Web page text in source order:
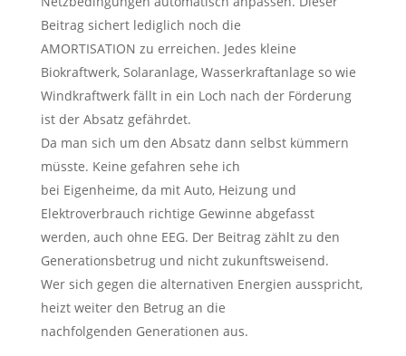
Beitrag sichert lediglich noch die
AMORTISATION zu erreichen. Jedes kleine
Biokraftwerk, Solaranlage, Wasserkraftanlage so wie
Windkraftwerk fällt in ein Loch nach der Förderung
ist der Absatz gefährdet.
Da man sich um den Absatz dann selbst kümmern
müsste. Keine gefahren sehe ich
bei Eigenheime, da mit Auto, Heizung und
Elektroverbrauch richtige Gewinne abgefasst
werden, auch ohne EEG. Der Beitrag zählt zu den
Generationsbetrug und nicht zukunftsweisend.
Wer sich gegen die alternativen Energien ausspricht,
heizt weiter den Betrug an die
nachfolgenden Generationen aus.